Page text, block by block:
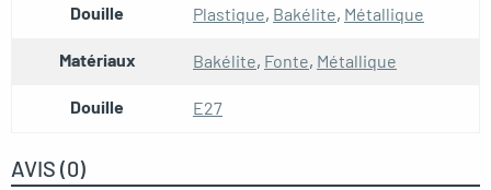
Douille Plastique, Bakélite, Métallique
Matériaux Bakélite, Fonte, Métallique
Douille E27
AVIS (0)